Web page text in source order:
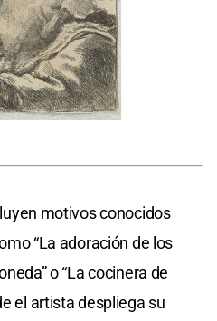
motivos conocidos
“La adoración de los
o “La cocinera de
el artista despliega su